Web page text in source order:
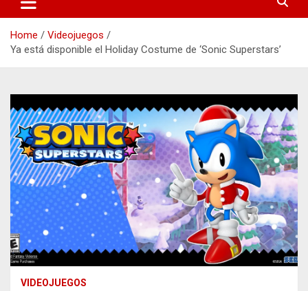
Home
Videojuegos
Ya está disponible el Holiday Costume de ‘Sonic Superstars’
VIDEOJUEGOS